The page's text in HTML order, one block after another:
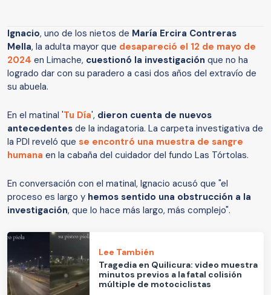
Ignacio, uno de los nietos de María Ercira Contreras
Mella, la adulta mayor que desapareció el 12 de mayo de
2024 en Limache, cuestionó la investigación que no ha
logrado dar con su paradero a casi dos años del extravío de
su abuela.
En el matinal 'Tu Día', dieron cuenta de nuevos
antecedentes de la indagatoria. La carpeta investigativa de
la PDI reveló que se encontró una muestra de sangre
humana en la cabaña del cuidador del fundo Las Tórtolas.
En conversación con el matinal, Ignacio acusó que "el
proceso es largo y hemos sentido una obstrucción a la
investigación, que lo hace más largo, más complejo".
Lee También
Tragedia en Quilicura: video muestra
minutos previos a la fatal colisión
múltiple de motociclistas